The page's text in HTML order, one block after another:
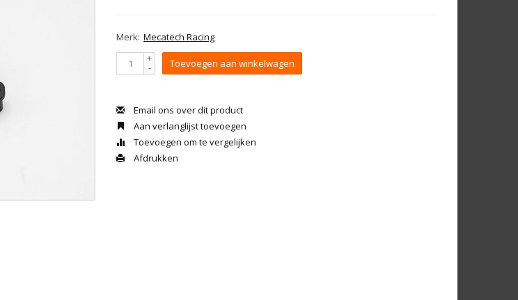
Merk: Mecatech Racing
+
- Toevoegen aan winkelwagen
Email ons over dit product
Aan verlanglijst toevoegen
Toevoegen om te vergelijken
Afdrukken